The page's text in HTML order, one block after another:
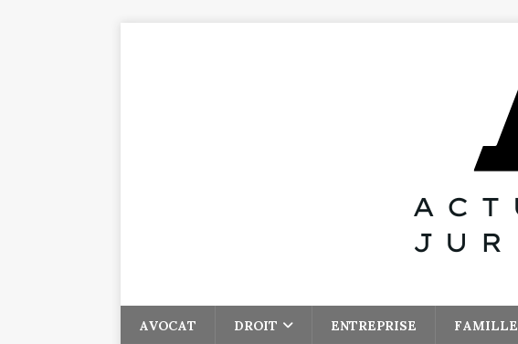
AVOCAT DROIT ENTREPRISE FAMILLE